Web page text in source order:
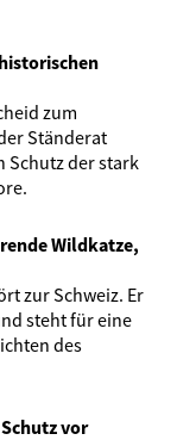
zum
Ständerat
Schutz der stark
Wildkatze,
zur Schweiz. Er
steht für eine
des
vor